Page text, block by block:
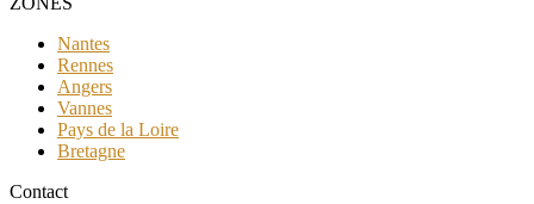
Nantes
Rennes
Angers
Vannes
Pays de la Loire
Bretagne
Contact